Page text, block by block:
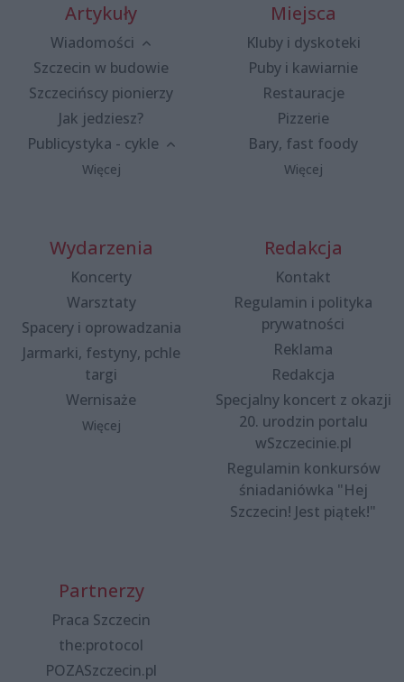
Artykuły
Wiadomości
Szczecin w budowie
Szczecińscy pionierzy
Jak jedziesz?
Publicystyka - cykle
Więcej
Miejsca
Kluby i dyskoteki
Puby i kawiarnie
Restauracje
Pizzerie
Bary, fast foody
Więcej
Wydarzenia
Koncerty
Warsztaty
Spacery i oprowadzania
Jarmarki, festyny, pchle
targi
Wernisaże
Więcej
Redakcja
Kontakt
Regulamin i polityka
prywatności
Reklama
Redakcja
Specjalny koncert z okazji
20. urodzin portalu
wSzczecinie.pl
Regulamin konkursów
śniadaniówka "Hej
Szczecin! Jest piątek!"
Partnerzy
Praca Szczecin
the:protocol
POZASzczecin.pl